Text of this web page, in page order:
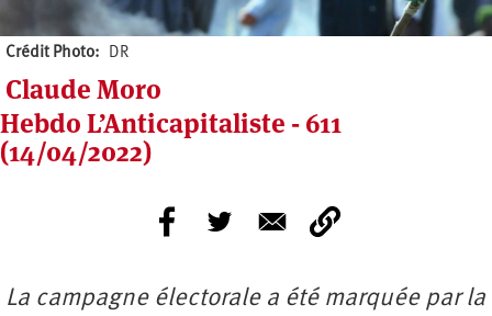
Crédit Photo DR
Claude Moro
Hebdo L’Anticapitaliste - 611
(14/04/2022)
La campagne électorale a été marquée par la